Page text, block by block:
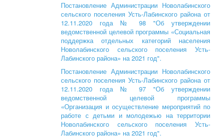
Постановление Администрации Новолабинского
сельского поселения Усть-Лабинского района от
12.11.2020 года № 98 "Об утверждении
ведомственной целевой программы «Социальная
поддержка отдельных категорий населения
Новолабинского сельского поселения Усть-
Лабинского района» на 2021 год".
Постановление Администрации Новолабинского
сельского поселения Усть-Лабинского района от
12.11.2020 года № 97 "Об утверждении
ведомственной целевой программы
«Организация и осуществление мероприятий по
работе с детьми и молодежью на территории
Новолабинского сельского поселения Усть-
Лабинского района» на 2021 год".